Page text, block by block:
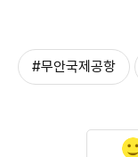
#무안국제공항